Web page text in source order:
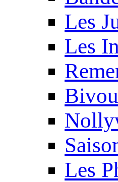
Les
Les
Les